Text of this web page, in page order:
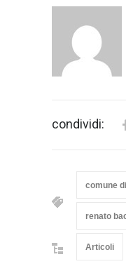
condividi:
comune
renato
Articoli